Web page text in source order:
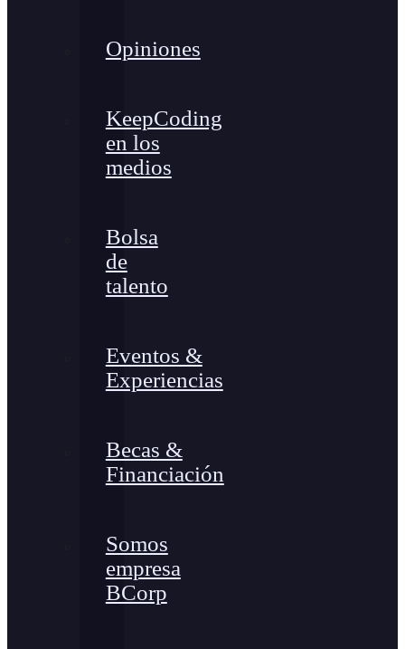
Opiniones
KeepCoding
en los
medios
Bolsa
de
talento
Eventos &
Experiencias
Becas &
Financiación
Somos
empresa
BCorp